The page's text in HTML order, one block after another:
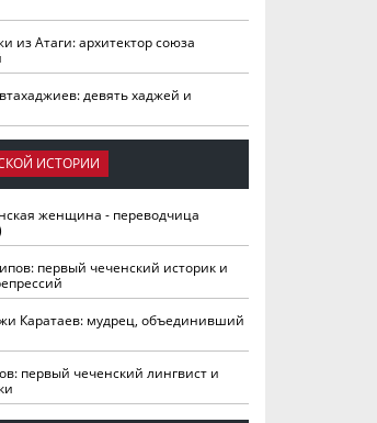
из Атаги: архитектор союза
девять хаджей и
ИСТОРИИ
женщина - переводчица
первый чеченский историк и
Каратаев: мудрец, объединивший
первый чеченский лингвист и